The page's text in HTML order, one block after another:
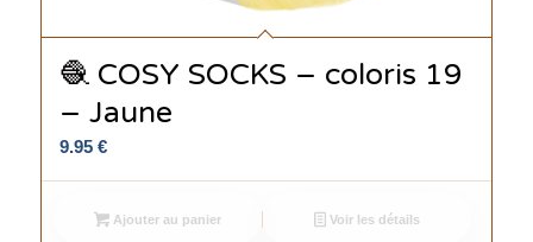
🧶 COSY SOCKS – coloris 19
– Jaune
9.95 €
Ajouter au panier Voir les détails